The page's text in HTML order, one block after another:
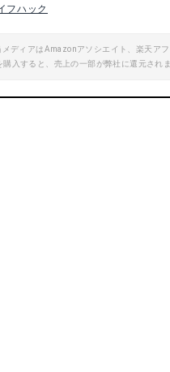
フハック
ディアはAmazonアソシエイト、楽天ア
入すると、売上の一部が弊社に還元されま